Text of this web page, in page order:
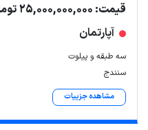
قیمت: 25,000,000,000 تومان
آپارتمان
سه طبقه و پیلوت
سنندج
مشاهده جزییات